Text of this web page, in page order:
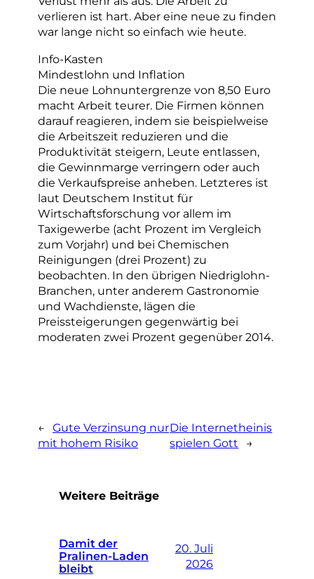
verlieren ist hart. Aber eine neue zu finden
war lange nicht so einfach wie heute.
Info-Kasten
Mindestlohn und Inflation
Die neue Lohnuntergrenze von 8,50 Euro
macht Arbeit teurer. Die Firmen können
darauf reagieren, indem sie beispielweise
die Arbeitszeit reduzieren und die
Produktivität steigern, Leute entlassen,
die Gewinnmarge verringern oder auch
die Verkaufspreise anheben. Letzteres ist
laut Deutschem Institut für
Wirtschaftsforschung vor allem im
Taxigewerbe (acht Prozent im Vergleich
zum Vorjahr) und bei Chemischen
Reinigungen (drei Prozent) zu
beobachten. In den übrigen Niedriglohn-
Branchen, unter anderem Gastronomie
und Wachdienste, lägen die
Preissteigerungen gegenwärtig bei
moderaten zwei Prozent gegenüber 2014.
← Gute Verzinsung nur
mit hohem Risiko
Die Internetheinis
spielen Gott
→
Weitere Beiträge
Damit der
Pralinen-Laden
bleibt
20. Juli
2026